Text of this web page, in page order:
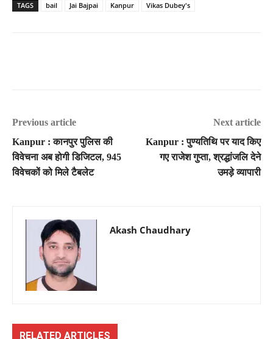
TAGS bail Jai Bajpai Kanpur Vikas Dubey's
Previous article
Kanpur : कानपुर पुलिस की
विवेचना अब होगी डिजिटल, 945
विवेचकों को मिले टैबलेट
Next article
Kanpur : पुण्यतिथि पर याद किए
गए राजेश गुप्ता, श्रद्धांजलि देने
उमड़े व्यापारी
Akash Chaudhary
RELATED ARTICLES